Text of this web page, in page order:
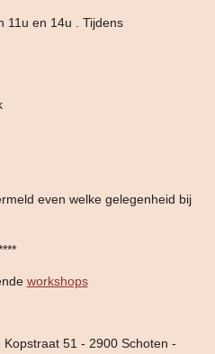
11u en 14u . Tijdens
even welke gelegenheid bij
workshops
51 - 2900 Schoten -